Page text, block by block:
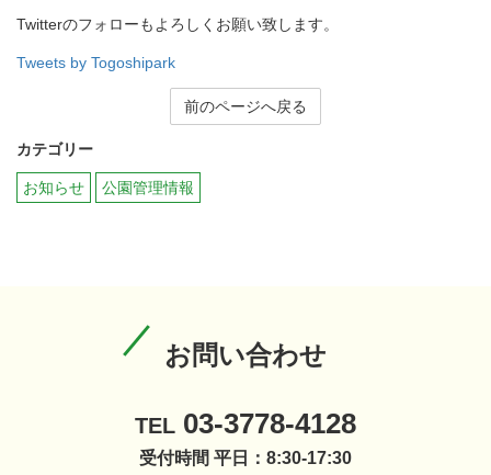
Twitterのフォローもよろしくお願い致します。
Tweets by Togoshipark
前のページへ戻る
カテゴリー
お知らせ 公園管理情報
お問い合わせ
TEL 03-3778-4128
受付時間 平日：8:30-17:30